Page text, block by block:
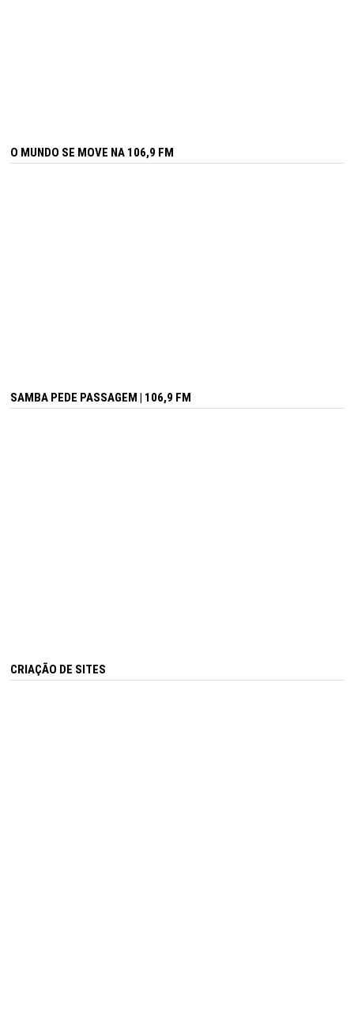
O MUNDO SE MOVE NA 106,9 FM
SAMBA PEDE PASSAGEM | 106,9 FM
CRIAÇÃO DE SITES